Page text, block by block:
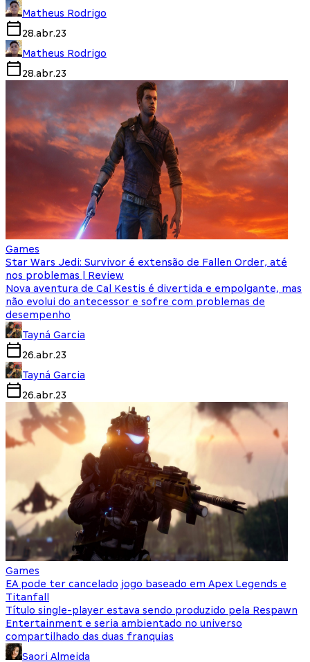
Matheus Rodrigo
28.abr.23
Matheus Rodrigo
28.abr.23
Games
Star Wars Jedi: Survivor é extensão de Fallen Order, até
nos problemas | Review
Nova aventura de Cal Kestis é divertida e empolgante, mas
não evolui do antecessor e sofre com problemas de
desempenho
Tayná Garcia
26.abr.23
Tayná Garcia
26.abr.23
Games
EA pode ter cancelado jogo baseado em Apex Legends e
Titanfall
Título single-player estava sendo produzido pela Respawn
Entertainment e seria ambientado no universo
compartilhado das duas franquias
Saori Almeida